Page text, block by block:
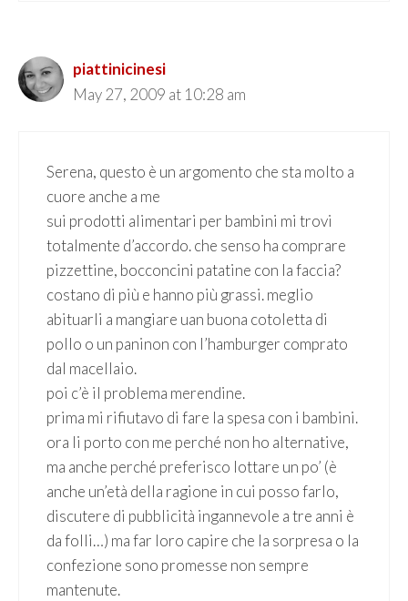
piattinicinesi
May 27, 2009 at 10:28 am
Serena, questo è un argomento che sta molto a
cuore anche a me
sui prodotti alimentari per bambini mi trovi
totalmente d’accordo. che senso ha comprare
pizzettine, bocconcini patatine con la faccia?
costano di più e hanno più grassi. meglio
abituarli a mangiare uan buona cotoletta di
pollo o un paninon con l’hamburger comprato
dal macellaio.
poi c’è il problema merendine.
prima mi rifiutavo di fare la spesa con i bambini.
ora li porto con me perché non ho alternative,
ma anche perché preferisco lottare un po’ (è
anche un’età della ragione in cui posso farlo,
discutere di pubblicità ingannevole a tre anni è
da folli…) ma far loro capire che la sorpresa o la
confezione sono promesse non sempre
mantenute.